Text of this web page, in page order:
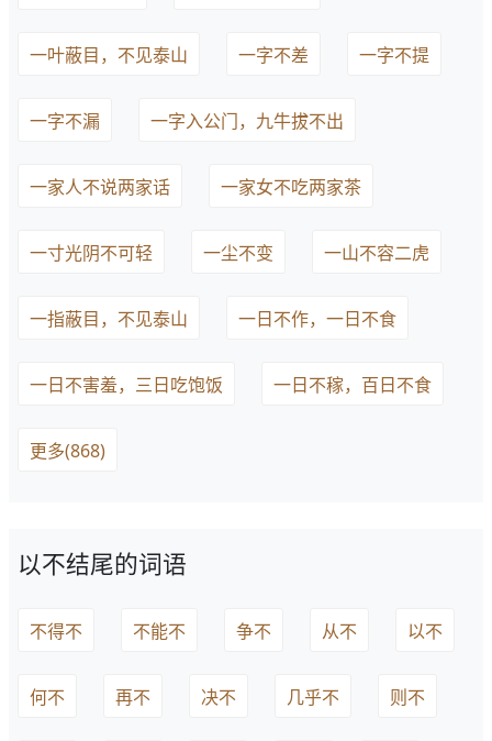
一叶蔽目，不见泰山 一字不差 一字不提
一字不漏 一字入公门，九牛拔不出
一家人不说两家话 一家女不吃两家茶
一寸光阴不可轻 一尘不变 一山不容二虎
一指蔽目，不见泰山 一日不作，一日不食
一日不害羞，三日吃饱饭 一日不稼，百日不食
更多(868)
以不结尾的词语
不得不 不能不 争不 从不 以不
何不 再不 决不 几乎不 则不